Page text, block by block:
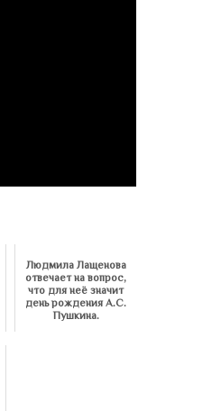
Людмила Лащенова
отвечает на вопрос,
что для неё значит
день рождения А.С.
Пушкина.